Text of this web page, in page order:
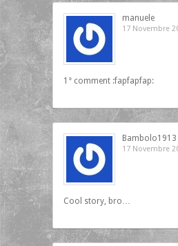
manuele
17 Novembre
1° comment :fapfapfap:
Bambolo1913
17 Novembre
Cool story, bro…